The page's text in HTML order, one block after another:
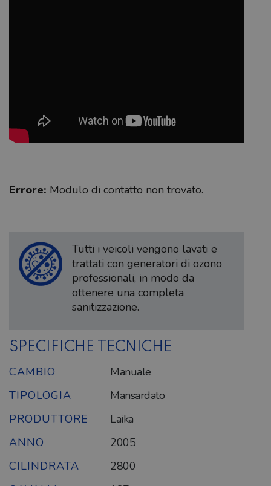
Errore: Modulo di contatto non trovato.
Tutti i veicoli vengono lavati e
trattati con generatori di ozono
professionali, in modo da
ottenere una completa
sanitizzazione.
SPECIFICHE TECNICHE
CAMBIO
Manuale
TIPOLOGIA
Mansardato
PRODUTTORE
Laika
ANNO
2005
CILINDRATA
2800